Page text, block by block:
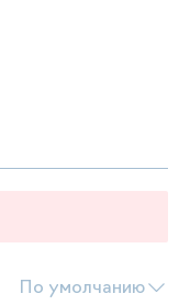
По умолчанию